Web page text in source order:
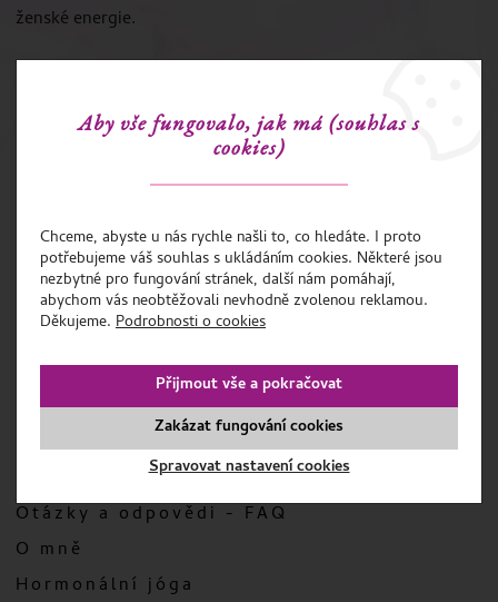
Aby vše fungovalo, jak má (souhlas s
cookies)
Chceme, abyste u nás rychle našli to, co hledáte. I proto
potřebujeme váš souhlas s ukládáním cookies. Některé jsou
nezbytné pro fungování stránek, další nám pomáhají,
abychom vás neobtěžovali nevhodně zvolenou reklamou.
Děkujeme. Podrobnosti o cookies
Zakázat fungování cookies
Přijmout vše a pokračovat
Spravovat nastavení cookies
ženské energie.
Na Půstkách 40
Frýdek-Místek 73801
+420 605 249 705
hormonalka
INFORMACE PRO VÁS
Otázky a odpovědi - FAQ
O mně
Hormonální jóga